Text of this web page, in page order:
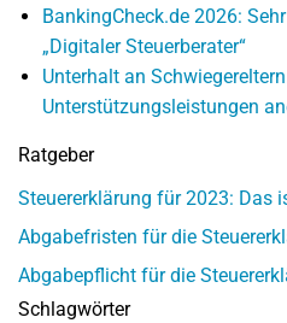
BankingCheck.de 2026:
„Digitaler Steuerberater“
Unterhalt an
Unterstützungsleistungen
Ratgeber
Steuererklärung für 2023: Das
Abgabefristen für die
Abgabepflicht für die
Schlagwörter